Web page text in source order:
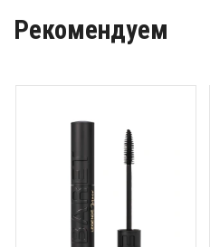
Рекомендуем